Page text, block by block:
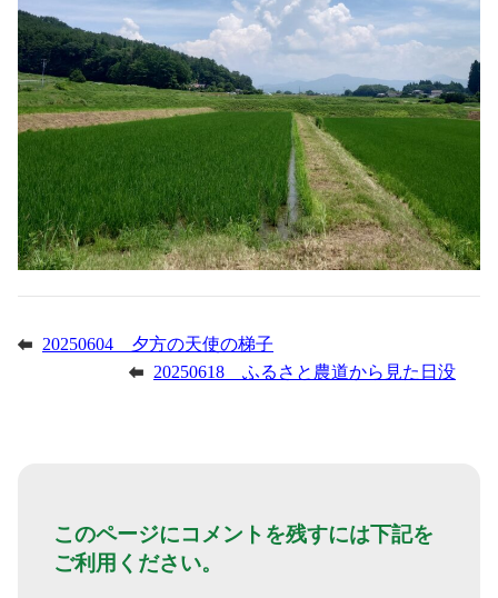
20250604 夕方の天使の梯子
20250618 ふるさと農道から見た日没
このページにコメントを残すには下記を
ご利用ください。